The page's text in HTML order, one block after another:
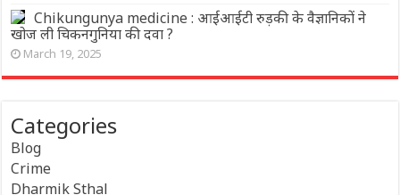
Chikungunya medicine : आईआईटी रुड़की के वैज्ञानिकों ने
खोज ली चिकनगुनिया की दवा ?
March 19, 2025
Categories
Blog
Crime
Dharmik Sthal